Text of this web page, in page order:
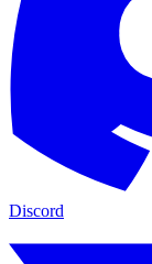
Discord